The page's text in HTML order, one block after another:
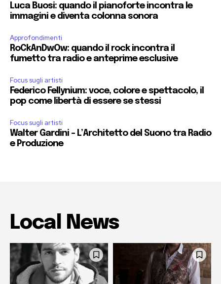
Luca Buosi: quando il pianoforte incontra le
immagini e diventa colonna sonora
Approfondimenti
RoCkAnDwOw: quando il rock incontra il
fumetto tra radio e anteprime esclusive
Focus sugli artisti
Federico Fellynium: voce, colore e spettacolo, il
pop come libertà di essere se stessi
Focus sugli artisti
Walter Gardini – L’Architetto del Suono tra Radio
e Produzione
Local News